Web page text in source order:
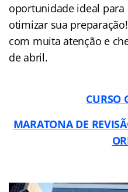
oportunidade ideal
otimizar sua
com muita atenção e
de abril.
CURSO
MARATONA DE